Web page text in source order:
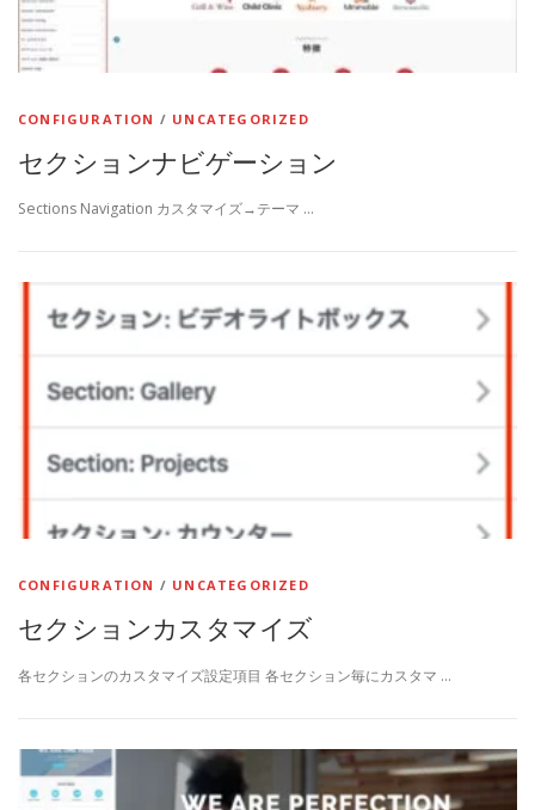
CONFIGURATION / UNCATEGORIZED
セクションナビゲーション
Sections Navigation カスタマイズ→テーマ …
CONFIGURATION / UNCATEGORIZED
セクションカスタマイズ
各セクションのカスタマイズ設定項目 各セクション毎にカスタマ …